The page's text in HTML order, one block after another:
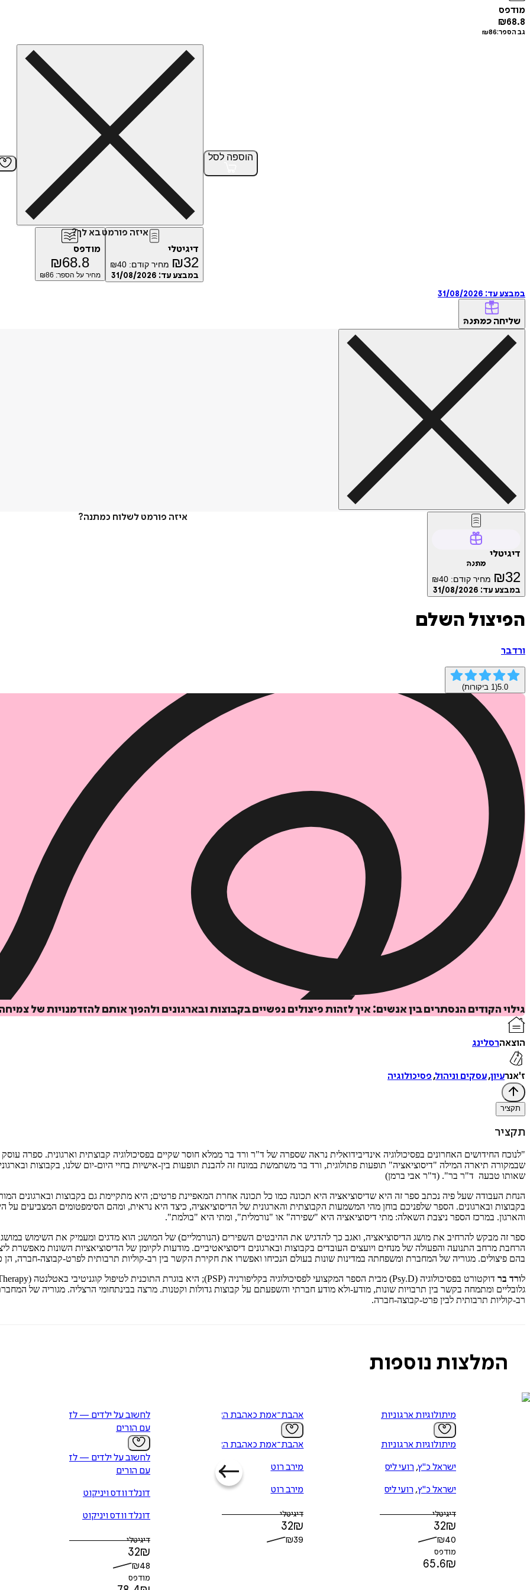
מודפס
₪68.8
גב הספר: ₪86
הוספה לסל
איזה פורמט בא לך?
דיגיטלי
₪32 מחיר קודם: ₪40
במבצע עד: 31/08/2026
מודפס
₪68.8
מחיר על הספר: ₪ 86
במבצע עד: 31/08/2026
שליחה כמתנה
איזה פורמט לשלוח כמתנה?
דיגיטלי
מתנה
₪32 מחיר קודם: ₪40
במבצע עד: 31/08/2026
הוספה
הפיצול השלם
ורד בר
5.0
(
1 ביקורות)
גילוי הקודים הנסתרים בין אנשים: איך לזהות פיצולים נפשיים בקבוצות ובארגונים ולהפוך אותם להזדמנויות של צמיחה
הוצאהרסלינג
ז'אנרעיון,עסקים וניהול, פסיכולוגיה
תקציר
תקציר
"לנוכח החידושים האחרונים בפסיכולוגיה אינדיבידואלית נראה שספרה של ד"ר ורד בר ממלא חוסר שקיים בפסיכולוגיה קבוצתית וארגונית. ספרה
שבמקורה תיארה המילה "דיסוציאציה" תופעות פתולוגית, ורד בר משתמשת במונח זה להבנת תופעות בין-אישיות בחיי היום-יום שלנו, בקבוצות
שאותו טבעה ד"ר בר". (ד"ר אבי ברמן)
הנחת העבודה שעל פיה נכתב ספר זה היא שדיסוציאציה היא תכונה כמו כל תכונה אחרת המאפיינת פרטים; היא מתקיימת גם בקבוצות ובארגונים
בקבוצות ובארגונים. הספר שלפניכם בוחן מהי המשמעות הקבוצתית והארגונית של הדיסוציאציה, כיצד היא נראית, ומהם הסימפטומים המצביעים
והארגון. במרכז הספר ניצבת השאלה: מתי דיסוציאציה היא "שפירה" או "נורמלית", ומתי היא "בולמת".
ספר זה מבקש להרחיב את מושג הדיסוציאציה, ואגב כך להדגיש את ההיבטים השפירים (הנורמליים) של המושג; הוא מדגים ומעמיק את השימוש
הרחבת מרחב התנועה והפעולה של מנחים ויועצים העובדים בקבוצות ובארגונים דיסוציאטיביים. מודעות לקיומן של הדיסוציאציות השונות מאפשרת
בהם פיצולים. מגוריה של המחברת ומשפחתה במדינות שונות בעולם הנכיחו ואפשרו את חקירת הקשר בין רב-קוליות תרבותית לפרט-קבוצה-חברה, הן
לורד בר
גלובליים ומתמחה בקשר בין תרבויות שונות, מודע-ולא מודע חברתי והשפעתם על קבוצות גדולות וקטנות. מרצה בבינתחומי הרצליה. מגוריה של
רב-קוליות תרבותית לבין פרט-קבוצה-חברה.
המלצות נוספות
מיתולוגיות ארגוניות
מיתולוגיות ארגוניות
ישראל כ"ץ, רועי ליס
ישראל כ"ץ, רועי ליס
דיגיטלי
32₪
₪40
מודפס
65.6₪
אהבת־אמת כאהבת האמת
אהבת־אמת כאהבת האמת
מירב רוט
מירב רוט
דיגיטלי
32₪
₪39
לחשוב על ילדים — לדבר
עם הורים
לחשוב על ילדים — לדבר
עם הורים
דונלד וודס ויניקוט
דונלד וודס ויניקוט
דיגיטלי
32₪
₪48
מודפס